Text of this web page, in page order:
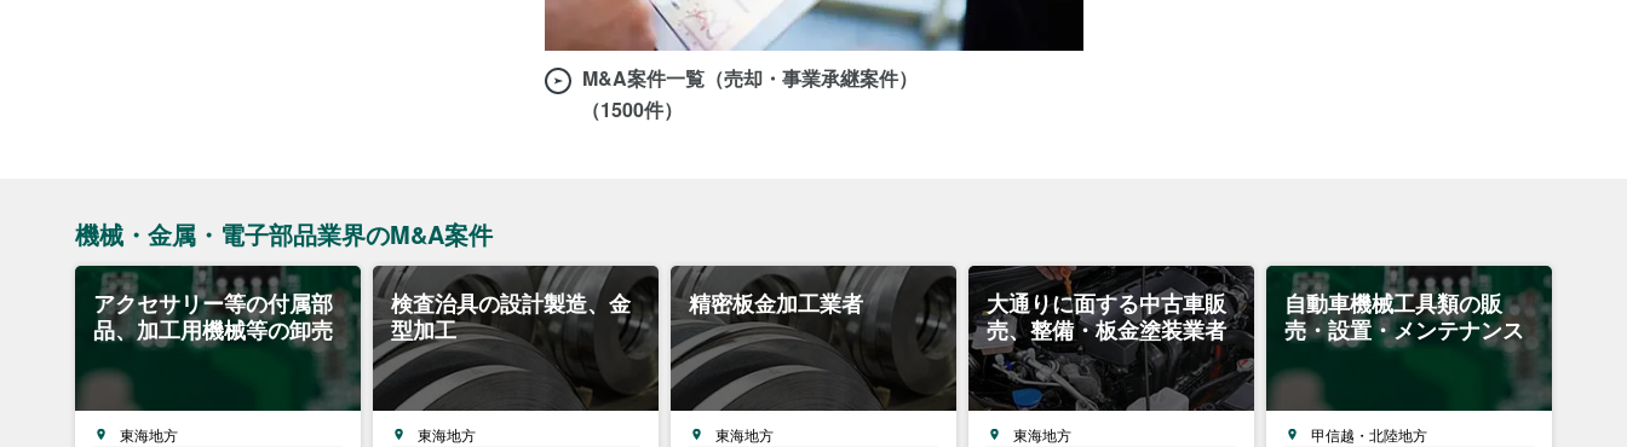
M&A案件一覧（売却・事業承継案件）
（1500件）
機械・金属・電子部品業界のM&A案件
アクセサリー等の付属部
品、加工用機械等の卸売
東海地方
検査治具の設計製造、金
型加工
東海地方
精密板金加工業者
東海地方
大通りに面する中古車販
売、整備・板金塗装業者
東海地方
自動車機械工具類の販
売・設置・メンテナンス
甲信越・北陸地方